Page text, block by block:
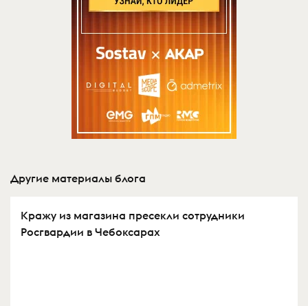
Другие материалы блога
Кражу из магазина пресекли сотрудники
Росгвардии в Чебоксарах